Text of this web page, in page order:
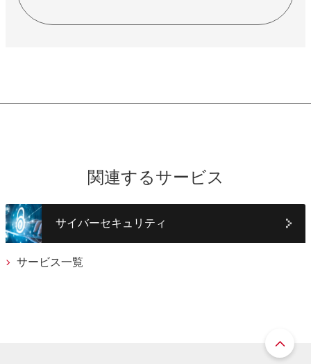
関連するサービス
サイバーセキュリティ
サービス一覧